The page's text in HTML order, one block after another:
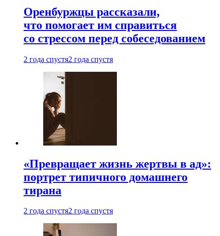
Оренбуржцы рассказали,
что помогает им справиться
со стрессом перед собеседованием
2 года спустя2 года спустя
«Превращает жизнь жертвы в ад»:
портрет типичного домашнего
тирана
2 года спустя2 года спустя